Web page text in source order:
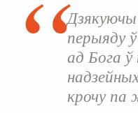
перыяду
ад Бога ў
крочу па